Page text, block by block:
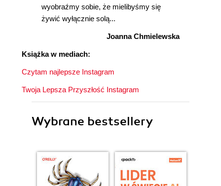
wyobraźmy sobie, że mielibyśmy się
żywić wyłącznie solą...
Joanna Chmielewska
Książka w mediach:
Czytam najlepsze Instagram
Twoja Lepsza Przyszłość Instagram
Wybrane bestsellery